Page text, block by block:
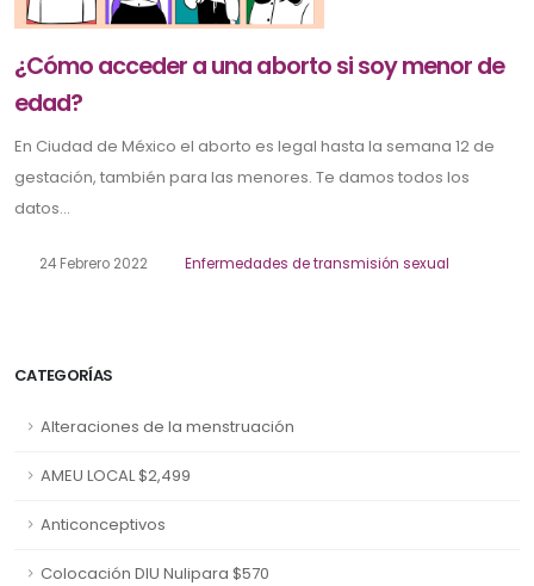
CATEGORÍAS
Alteraciones de la menstruación
AMEU LOCAL $2,499
Anticonceptivos
Colocación DIU Nulipara $570
¿Cómo acceder a una aborto si soy menor de
edad?
En Ciudad de México el aborto es legal hasta la semana 12 de
gestación, también para las menores. Te damos todos los
datos...
24 Febrero 2022 Enfermedades de transmisión sexual